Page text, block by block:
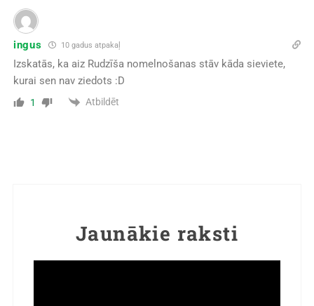
ingus 10 gadus atpakaļ
Izskatās, ka aiz Rudzīša nomelnošanas stāv kāda sieviete,
kurai sen nav ziedots :D
1 Atbildēt
Jaunākie raksti